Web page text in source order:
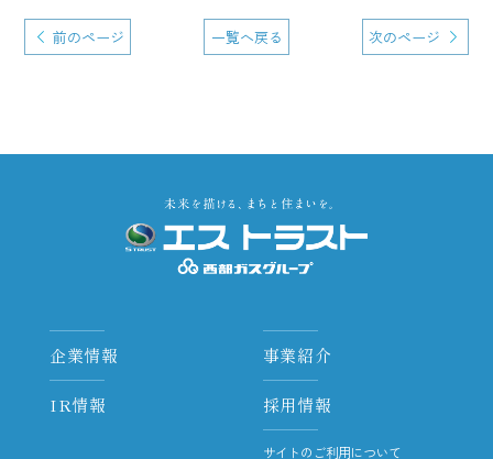
前のページ 一覧へ戻る 次のページ
企業情報 事業紹介
IR情報 採用情報
サイトのご利用について